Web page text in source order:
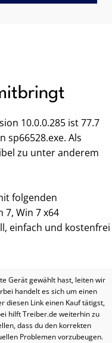
10.0.0.285 ist 77.7
sp66528.exe. Als
zu unter anderem
folgenden
7, Win 7 x64
einfach und kostenfrei
Gerät gewählt hast, leiten wir
handelt es sich um einen
diesen Link einen Kauf tätigst,
hilft Treiber.de weiterhin zu
dass du den korrekten
Problemen vorzubeugen.